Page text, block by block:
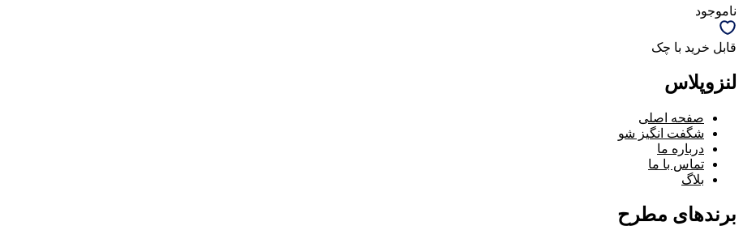
ناموجود
قابل خرید با چک
لنزوپلاس
صفحه اصلی
شگفت انگیز شو
درباره ما
تماس با ما
بلاگ
برندهای مطرح